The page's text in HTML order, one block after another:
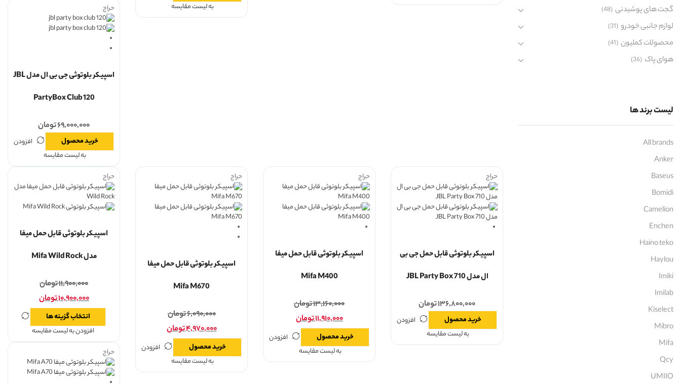
به لیست مقایسه
حراج
اسپیکر بلوتوثی جی بی ال مدل JBL
PartyBox Club 120
۶۹,۰۰۰,۰۰۰تومان
خرید محصول
افزودن
به لیست مقایسه
حراج
اسپیکر بلوتوثی قابل حمل جی بی
ال مدل JBL Party Box 710
۱۳۶,۸۰۰,۰۰۰تومان
خرید محصول
افزودن
به لیست مقایسه
حراج
اسپیکر بلوتوثی قابل حمل میفا
Mifa M400
۱۳,۱۶۰,۰۰۰تومان
۱۱,۹۱۰,۰۰۰تومان
خرید محصول
افزودن
به لیست مقایسه
حراج
اسپیکر بلوتوثی قابل حمل میفا
Mifa M670
۶,۰۹۰,۰۰۰تومان
۴,۹۷۰,۰۰۰تومان
خرید محصول
افزودن
به لیست مقایسه
حراج
اسپیکر بلوتوثی قابل حمل میفا
مدل Mifa Wild Rock
۱۱,۹۰۰,۰۰۰تومان
۱۰,۹۰۰,۰۰۰تومان
انتخاب گزینه ها
افزودن به لیست مقایسه
حراج
گجت های پوشیدنی (48)
لوازم جانبی خودرو (31)
محصولات کملیون (41)
هوای پاک (36)
لیست برند ها
All brands
Anker
Baseus
Bomidi
Camelion
Enchen
Haino teko
Haylou
Imiki
Imilab
Kiselect
Mibro
Mifa
Qcy
UMIIO